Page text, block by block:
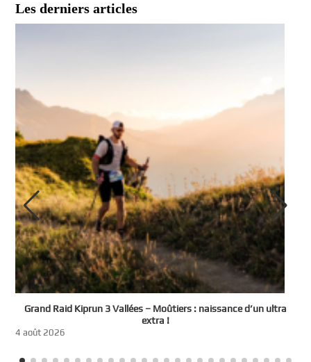
Les derniers articles
Grand Raid Kiprun 3 Vallées – Moûtiers : naissance d’un ultra
extra !
4 août 2026